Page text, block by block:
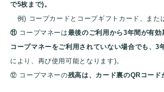
で5枚まで)。
例) コープカードとコープギフトカード、また
⑪ コープマネーは最後のご利用から3年間が有効
コープマネーをご利用されていない場合でも、3
により、再び使用可能となります)。
⑫ コープマネーの残高は、カード裏のQRコード